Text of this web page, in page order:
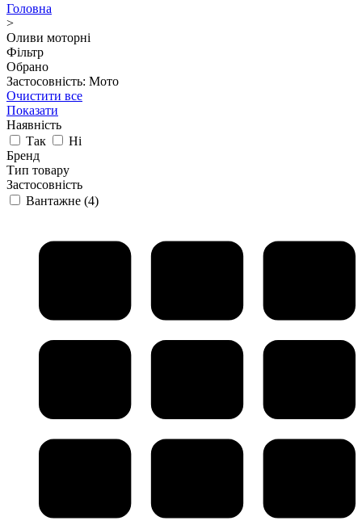
Головна
>
Оливи моторні
Фільтр
Обрано
Застосовність: Мото
Очистити все
Показати
Наявність
Так
Ні
Бренд
Тип товару
Застосовність
Вантажне (4)